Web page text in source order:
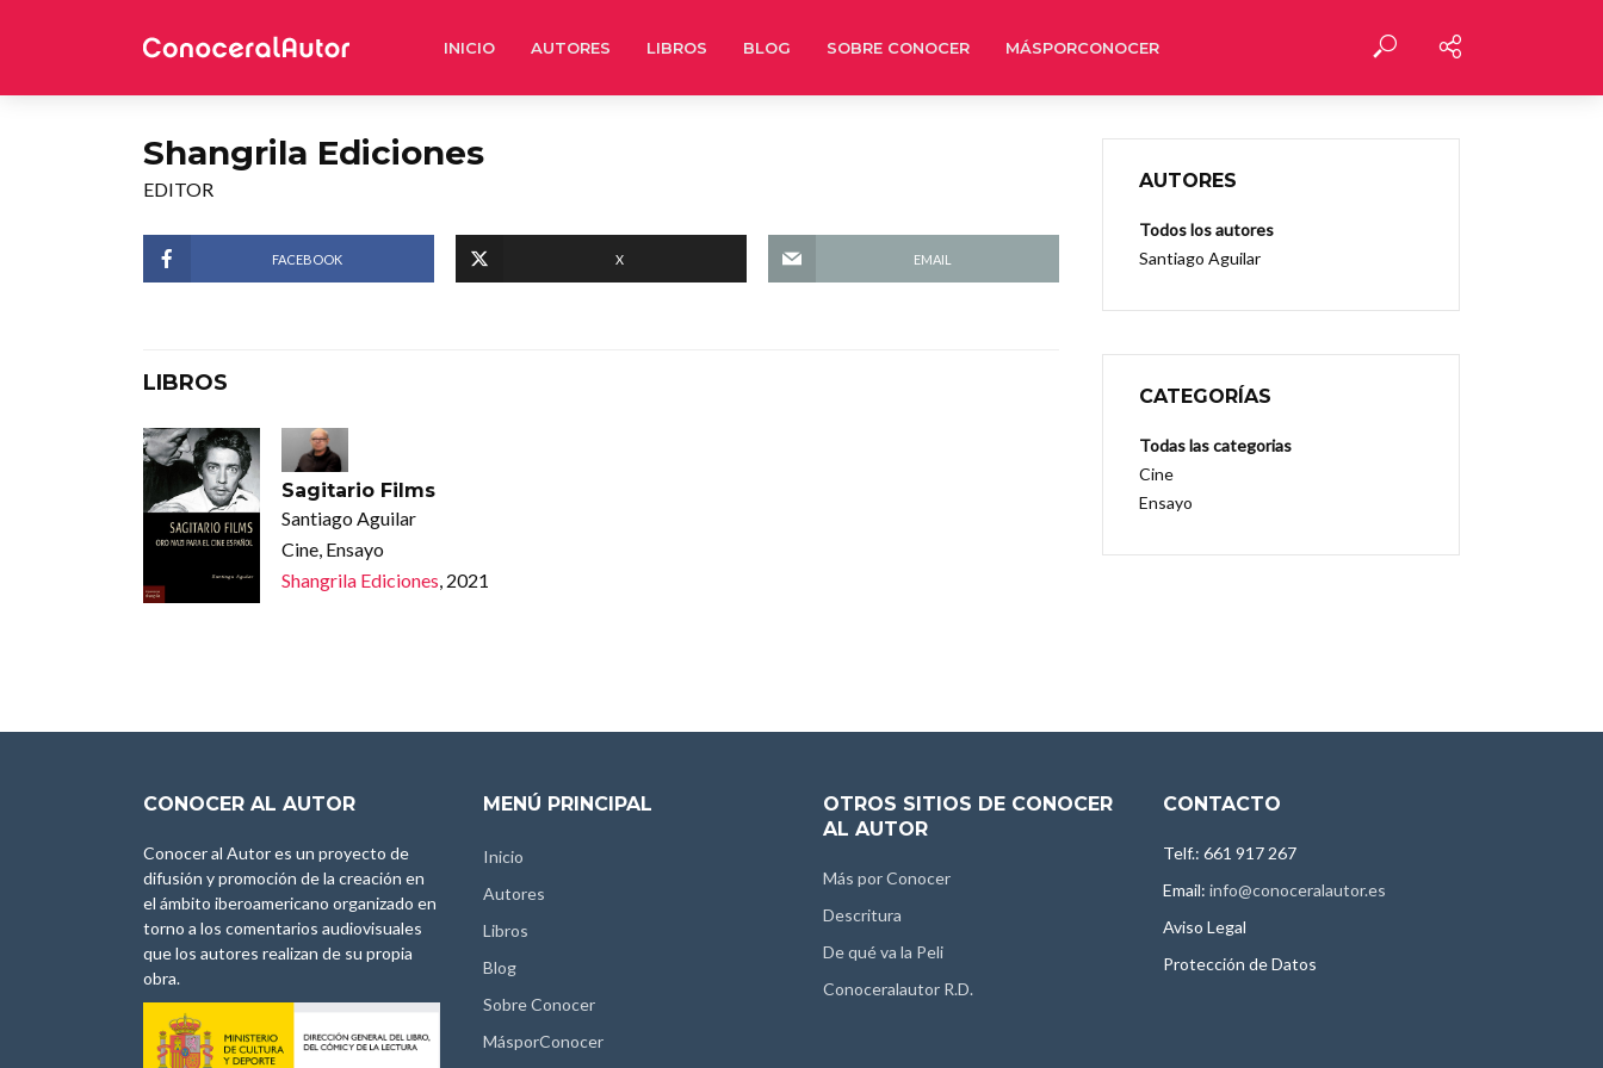
INICIO AUTORES LIBROS BLOG SOBRE CONOCER MÁSPORCONOCER
Shangrila Ediciones
EDITOR
FACEBOOK X EMAIL
LIBROS
Sagitario Films
Santiago Aguilar
Cine, Ensayo
Shangrila Ediciones, 2021
AUTORES
Todos los autores
Santiago Aguilar
CATEGORÍAS
Todas las categorias
Cine
Ensayo
CONOCER AL AUTOR
Conocer al Autor es un proyecto de
difusión y promoción de la creación en
el ámbito iberoamericano organizado en
torno a los comentarios audiovisuales
que los autores realizan de su propia
obra.
MENÚ PRINCIPAL
Inicio
Autores
Libros
Blog
Sobre Conocer
MásporConocer
OTROS SITIOS DE CONOCER
AL AUTOR
Más por Conocer
Descritura
De qué va la Peli
Conoceralautor R.D.
CONTACTO
Telf.: 661 917 267
Email: info@conoceralautor.es
Aviso Legal
Protección de Datos